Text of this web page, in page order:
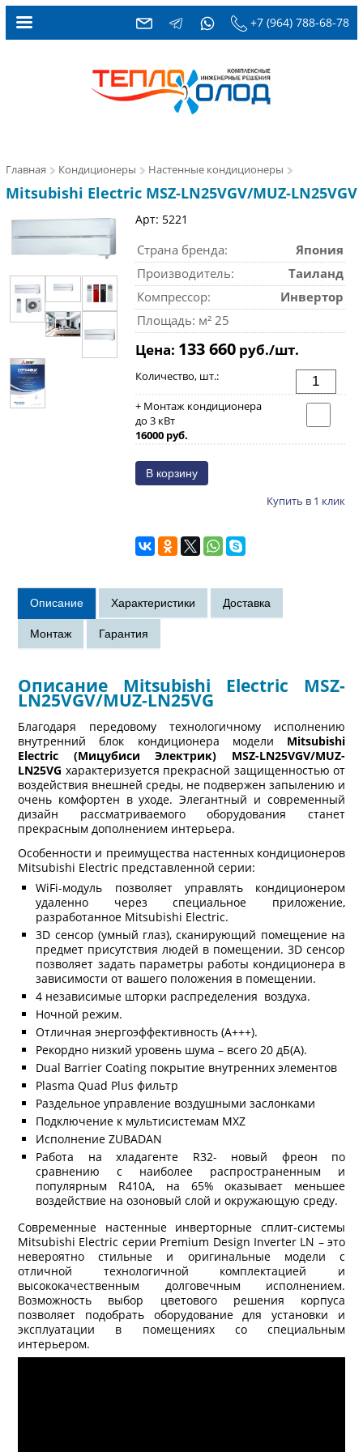
+7 (964) 788-68-78
Главная Кондиционеры Настенные кондиционеры
Mitsubishi Electric MSZ-LN25VGV/MUZ-LN25VGV
Арт: 5221
Страна бренда:
Япония
Производитель:
Таиланд
Компрессор:
Инвертор
Площадь: м² 25
Цена: 133 660руб./шт.
Количество, шт.:
+ Монтаж кондиционера
до 3 кВт
16000 руб.
Купить в 1 клик
Описание Mitsubishi Electric MSZ-
LN25VGV/MUZ-LN25VG
Благодаря передовому технологичному исполнению
внутренний блок кондиционера модели Mitsubishi
Electric (Мицубиси Электрик) MSZ-LN25VGV/MUZ-
LN25VG характеризуется прекрасной защищенностью от
воздействия внешней среды, не подвержен запылению и
очень комфортен в уходе. Элегантный и современный
дизайн рассматриваемого оборудования станет
прекрасным дополнением интерьера.
Особенности и преимущества настенных кондиционеров
Mitsubishi Electric представленной серии:
WiFi-модуль позволяет управлять кондиционером
удаленно через специальное приложение,
разработанное Mitsubishi Electric.
3D сенсор (умный глаз), сканирующий помещение на
предмет присутствия людей в помещении. 3D сенсор
позволяет задать параметры работы кондиционера в
зависимости от вашего положения в помещении.
4 независимые шторки распределения воздуха.
Ночной режим.
Отличная энергоэффективность (А+++).
Рекордно низкий уровень шума – всего 20 дБ(А).
Dual Barrier Coating покрытие внутренних элементов
Plasma Quad Plus фильтр
Раздельное управление воздушными заслонками
Подключение к мультисистемам MXZ
Исполнение ZUBADAN
Работа на хладагенте R32- новый фреон по
сравнению с наиболее распространенным и
популярным R410A, на 65% оказывает меньшее
воздействие на озоновый слой и окружающую среду.
Современные настенные инверторные сплит-системы
Mitsubishi Electric серии Premium Design Inverter LN – это
невероятно стильные и оригинальные модели с
отличной технологичной комплектацией и
высококачественным долговечным исполнением.
Возможность выбор цветового решения корпуса
позволяет подобрать оборудование для установки и
эксплуатации в помещениях со специальным
интерьером.